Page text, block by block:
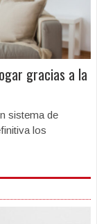
gracias a la
sistema de
los